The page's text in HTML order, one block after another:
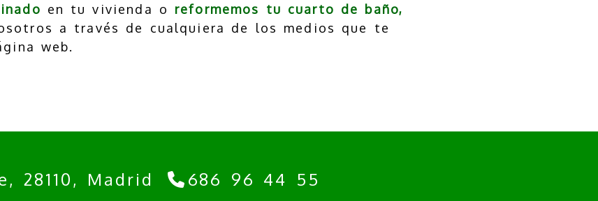
en tu vivienda o reformemos tu cuarto de baño,
a través de cualquiera de los medios que te
web.
28110, Madrid 686 96 44 55